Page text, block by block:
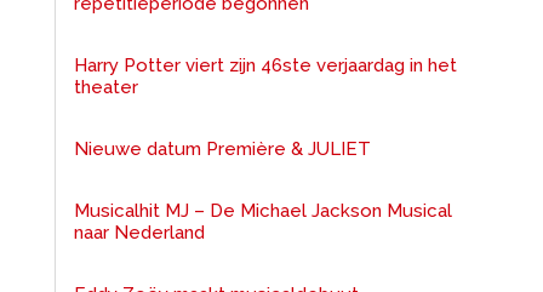
Harry Potter viert zijn 46ste verjaardag in het
theater
Nieuwe datum Première & JULIET
Musicalhit MJ – De Michael Jackson Musical
naar Nederland